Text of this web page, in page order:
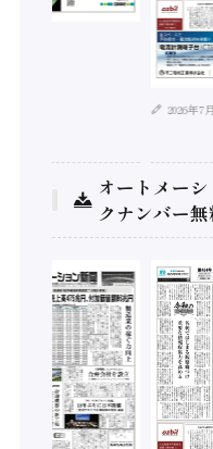
2026年7
オートメー
クナンバー